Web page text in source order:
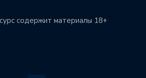
содержит материалы 18+